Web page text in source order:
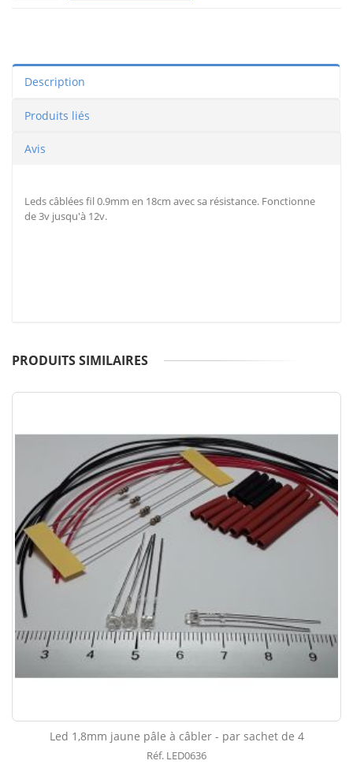
Description
Produits liés
Avis
Leds câblées fil 0.9mm en 18cm avec sa résistance. Fonctionne
de 3v jusqu'à 12v.
PRODUITS SIMILAIRES
Led 1,8mm jaune pâle à câbler - par sachet de 4
Réf. LED0636